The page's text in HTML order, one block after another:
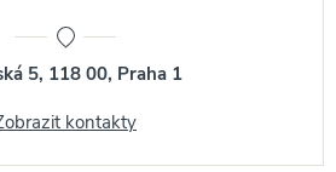
5, 118 00, Praha 1
kontakty